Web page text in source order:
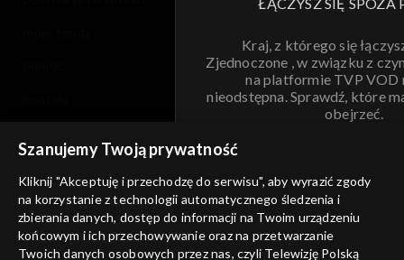
ŁĄCZYSZ SIĘ SPOZA
Kraj, z którego się
Zjednoczone , w związku z
na platformie TVP VOD
nieodstępna. Sprawdź, które
obejrzeć.
ANULUJ
informacje o dostawcy usług
Szanujemy Twoją prywatność
Kliknij "Akceptuję i przechodzę do serwisu", aby wyrazić zgody
na korzystanie z technologii automatycznego śledzenia i
zbierania danych, dostęp do informacji na Twoim urządzeniu
końcowym i ich przechowywanie oraz na przetwarzanie
Twoich danych osobowych przez nas, czyli Telewizję Polską